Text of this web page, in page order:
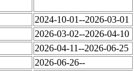
2024-10-01--2026-03-01
2026-03-02--2026-04-10
2026-04-11--2026-06-25
2026-06-26--